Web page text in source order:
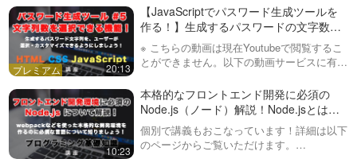
https://factory-programming-mv.com/playlis
tDetails/PLv7E5OqNAIPwvgMIsFAbGdqhg
ZdePBVuj/
とのできる for in文について説明していま
す。様々な繰り…
20:13
【JavaScriptでパスワード生成ツールを
作る！】生成するパスワードの文字数を
ユーザーが選択できるような機能を追加
しましょう！ #5
※ こちらの動画は現在Youtubeで閲覧するこ
とができません。以下の動画サービスに有料
です。https://factory-programming-mv.c…
10:23
本格的なフロントエンド開発に必須の
Node.js（ノード）解説！Node.jsとは？
どんなものなのか？
個別で講義もおこなっています！詳細は以下
のページからご覧いただけます。